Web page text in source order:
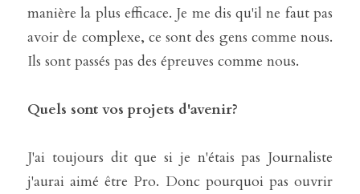
manière la plus efficace. Je me dis qu'il ne faut pas
avoir de complexe, ce sont des gens comme nous.
Ils sont passés pas des épreuves comme nous.
Quels sont vos projets d'avenir?
J'ai toujours dit que si je n'étais pas Journaliste
j'aurai aimé être Pro. Donc pourquoi pas ouvrir